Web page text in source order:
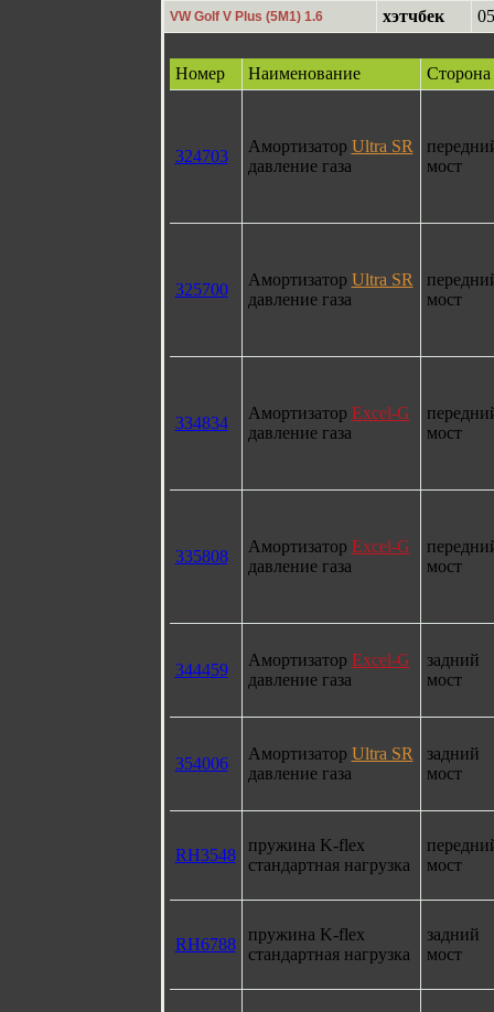
VW Golf V Plus (5M1) 1.6 хэтчбек
Номер Наименование Сторона
324703
Амортизатор Ultra SR
давление газа
мост
325700
Амортизатор Ultra SR
давление газа
мост
334834
Амортизатор Excel-G
давление газа
мост
335808
Амортизатор Excel-G
давление газа
мост
344459
Амортизатор Excel-G
давление газа
задний
мост
354006
Амортизатор Ultra SR
давление газа
задний
мост
RH3548
пружина K-flex
стандартная нагрузка
мост
RH6788
пружина K-flex
стандартная нагрузка
задний
мост